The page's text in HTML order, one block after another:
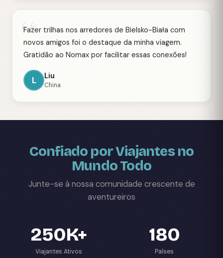
“
Fazer trilhas nos arredores de Bielsko-Biała com
novos amigos foi o destaque da minha viagem.
Gratidão ao Nomax por facilitar essas conexões!
L Liu
China
Confiado por Viajantes no
Mundo Todo
Junte-se à nossa comunidade crescente de
aventureiros
250K+
Viajantes Ativos
180
Países